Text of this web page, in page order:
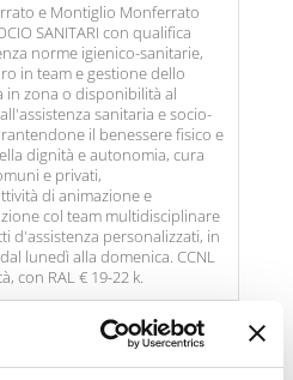
e Montiglio Monferrato
SANITARI con qualifica
norme igienico-sanitarie,
in team e gestione dello
in zona o disponibilità al
sanitaria e socio-
il benessere fisico e
dignità e autonomia, cura
e privati,
di animazione e
col team multidisciplinare
d'assistenza personalizzati, in
lunedì alla domenica. CCNL
con RAL € 19-22 k.